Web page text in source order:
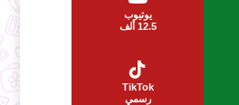
يوتيوب
12.5 ألف
TikTok
رسمي